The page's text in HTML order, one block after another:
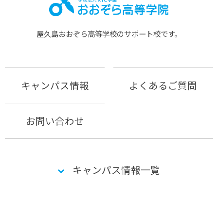
屋久島おおぞら⾼等学校のサポート校です。
キャンパス情報 よくあるご質問
お問い合わせ
キャンパス情報一覧